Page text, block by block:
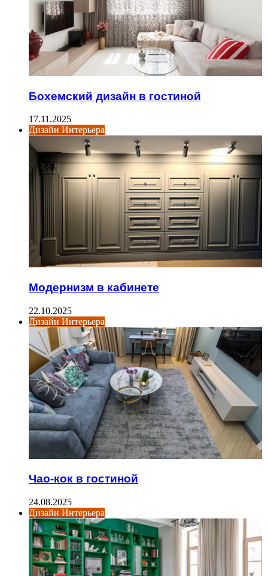
Бохемский дизайн в гостиной
17.11.2025
Дизайн Интерьера
Модернизм в кабинете
22.10.2025
Дизайн Интерьера
Чао-кок в гостиной
24.08.2025
Дизайн Интерьера